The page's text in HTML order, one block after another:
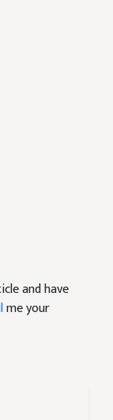
and have
me your